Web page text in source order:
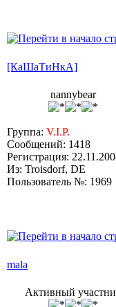
[КаШаТиНкА]
nannybear
Группа: V.I.P.
Сообщений: 1418
Регистрация:
Из: Troisdorf, DE
Пользователь №: 1969
mala
Активный